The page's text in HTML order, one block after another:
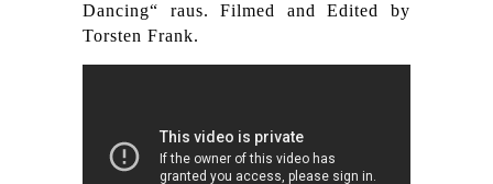
Dancing“ raus. Filmed and Edited by
Torsten Frank.